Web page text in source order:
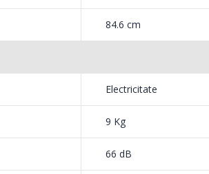
84.6 cm
Electricitate
9 Kg
66 dB